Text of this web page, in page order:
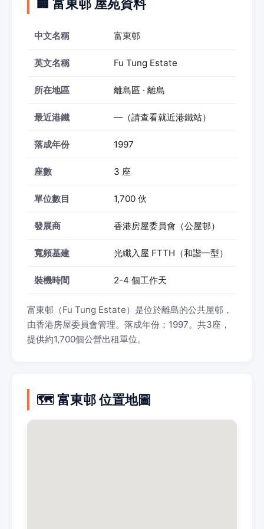
🏢 富東邨 屋苑資料
中文名稱 富東邨
英文名稱 Fu Tung Estate
所在地區 離島區 · 離島
最近港鐵 —（請查看就近港鐵站）
落成年份 1997
座數 3 座
單位數目 1,700 伙
發展商 香港房屋委員會（公屋邨）
寬頻基建 光纖入屋 FTTH（和諧一型）
裝機時間 2-4 個工作天
富東邨（Fu Tung Estate）是位於離島的公共屋邨，
由香港房屋委員會管理。落成年份：1997。共3座，
提供約1,700個公營出租單位。
🗺️ 富東邨 位置地圖